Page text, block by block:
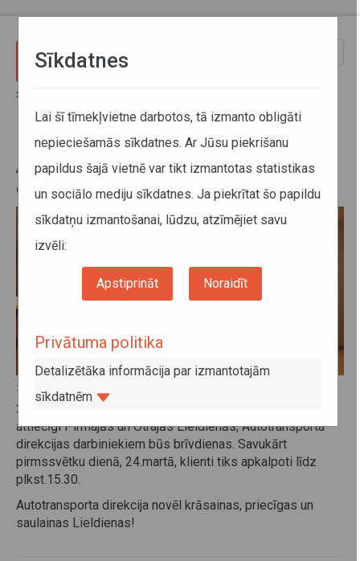
Sākums
Autotransporta direkcijas darba
grafiks Lieldienu brīvdienās
21. marts 2016
2016.gada 25.martā, Lielajā piektdienā, 27. un 28.martā,
attiecīgi Pirmajās un Otrajās Lieldienās, Autotransporta
direkcijas darbiniekiem būs brīvdienas. Savukārt
pirmssvētku dienā, 24.martā, klienti tiks apkalpoti līdz
plkst.15.30.
Autotransporta direkcija novēl krāsainas, priecīgas un
saulainas Lieldienas!
Sīkdatnes
Lai šī tīmekļvietne darbotos, tā izmanto obligāti
nepieciešamās sīkdatnes. Ar Jūsu piekrišanu
papildus šajā vietnē var tikt izmantotas statistikas
un sociālo mediju sīkdatnes. Ja piekrītat šo papildu
sīkdatņu izmantošanai, lūdzu, atzīmējiet savu
izvēli:
Apstiprināt Noraidīt
Privātuma politika
Detalizētāka informācija par izmantotajām
sīkdatnēm